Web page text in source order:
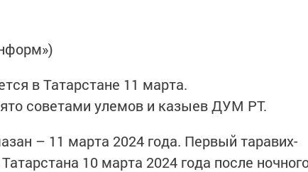
в Татарстане 11 марта.
советами улемов и казыев ДУМ РТ.
– 11 марта 2024 года. Первый таравих-
10 марта 2024 года после